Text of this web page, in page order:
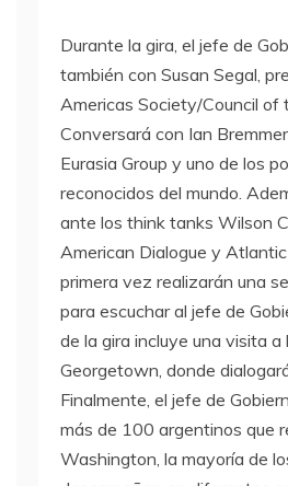
Durante la gira, el jefe de
también con Susan Segal,
Americas Society/Council of
Conversará con Ian
Eurasia Group y uno de los
reconocidos del mundo.
ante los think tanks Wilson
American Dialogue y
primera vez realizarán una
para escuchar al jefe de
de la gira incluye una visita
Georgetown, donde
Finalmente, el jefe de
más de 100 argentinos que
Washington, la mayoría de